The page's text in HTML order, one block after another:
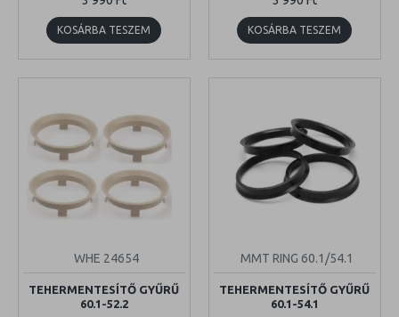
KOSÁRBA TESZEM KOSÁRBA TESZEM
WHE 24654
TEHERMENTESÍTŐ GYŰRŰ
60.1-52.2
MMT RING 60.1/54.1
TEHERMENTESÍTŐ GYŰRŰ
60.1-54.1